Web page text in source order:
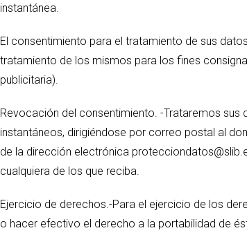
instantánea.
El consentimiento para el tratamiento de sus
tratamiento de los mismos para los fines
publicitaria).
Revocación del consentimiento. -Trataremos
instantáneos, dirigiéndose por correo postal al
de la dirección electrónica
cualquiera de los que reciba.
Ejercicio de derechos.-Para el ejercicio de los
o hacer efectivo el derecho a la portabilidad de